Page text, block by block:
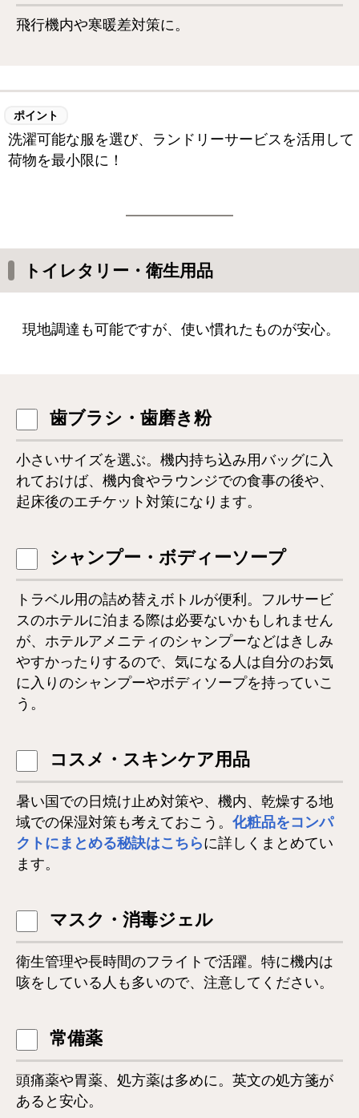
飛行機内や寒暖差対策に。
ポイント
洗濯可能な服を選び、ランドリーサービスを活用して
荷物を最小限に！
トイレタリー・衛生用品
現地調達も可能ですが、使い慣れたものが安心。
歯ブラシ・歯磨き粉
小さいサイズを選ぶ。機内持ち込み用バッグに入
れておけば、機内食やラウンジでの食事の後や、
起床後のエチケット対策になります。
シャンプー・ボディーソープ
トラベル用の詰め替えボトルが便利。フルサービ
スのホテルに泊まる際は必要ないかもしれません
が、ホテルアメニティのシャンプーなどはきしみ
やすかったりするので、気になる人は自分のお気
に入りのシャンプーやボディソープを持っていこ
う。
コスメ・スキンケア用品
暑い国での日焼け止め対策や、機内、乾燥する地
域での保湿対策も考えておこう。 化粧品をコンパ
クトにまとめる秘訣はこちらに詳しくまとめてい
ます。
マスク・消毒ジェル
衛生管理や長時間のフライトで活躍。特に機内は
咳をしている人も多いので、注意してください。
常備薬
頭痛薬や胃薬、処方薬は多めに。英文の処方箋が
あると安心。